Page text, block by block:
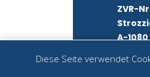
ZVR-
A-1080
Diese Seite verwendet